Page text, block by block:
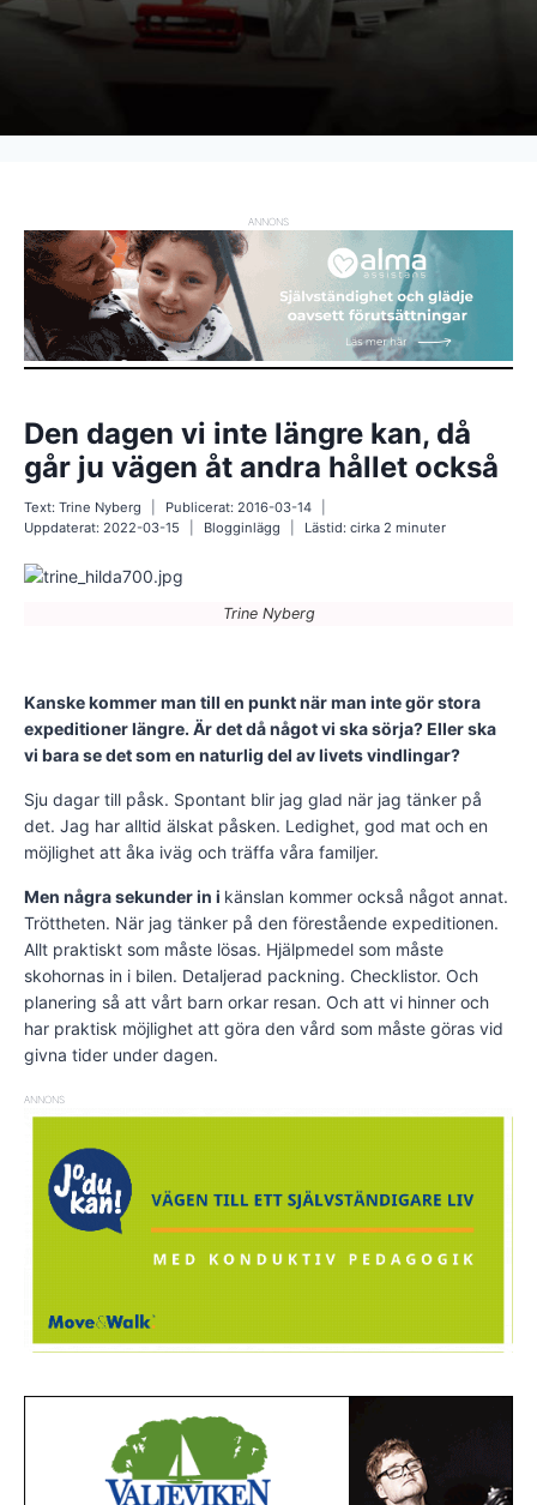
ANNONS
Den dagen vi inte längre kan, då
går ju vägen åt andra hållet också
Text: Trine Nyberg Publicerat: 2016-03-14
Uppdaterat: 2022-03-15 Blogginlägg Lästid: cirka2minuter
Trine Nyberg
Kanske kommer man till en punkt när man inte gör stora
expeditioner längre. Är det då något vi ska sörja? Eller ska
vi bara se det som en naturlig del av livets vindlingar?
Sju dagar till påsk. Spontant blir jag glad när jag tänker på
det. Jag har alltid älskat påsken. Ledighet, god mat och en
möjlighet att åka iväg och träffa våra familjer.
Men några sekunder in i känslan kommer också något annat.
Tröttheten. När jag tänker på den förestående expeditionen.
Allt praktiskt som måste lösas. Hjälpmedel som måste
skohornas in i bilen. Detaljerad packning. Checklistor. Och
planering så att vårt barn orkar resan. Och att vi hinner och
har praktisk möjlighet att göra den vård som måste göras vid
givna tider under dagen.
ANNONS